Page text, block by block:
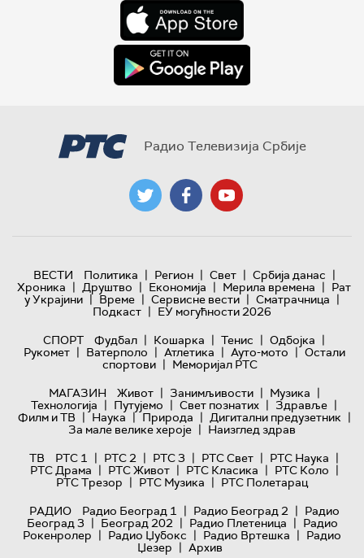
Радио Телевизија Србије
ВЕСТИ Политика | Регион | Свет | Србија данас |
Хроника | Друштво | Економија | Мерила времена | Рат
у Украјини | Време | Сервисне вести | Сматрачница |
Подкаст | ЕУ могућности 2026
СПОРТ
Фудбал | Кошарка | Тенис | Одбојка |
Рукомет | Ватерполо | Атлетика | Ауто-мото | Остали
спортови | Меморијал РТС
МАГАЗИН
Живот | Занимљивости | Музика |
Технологијa | Путујемо | Свет познатих | Здравље |
Филм и ТВ | Наука | Природа | Дигитални предузетник |
За мале велике хероје | Наизглед здрав
ТВ
РТС 1 | РТС 2 | РТС 3 | РТС Свет | РТС Наука |
РТС Драма | РТС Живот | РТС Класика | РТС Коло |
РТС Трезор | РТС Музика | РТС Полетарац
РАДИО
Радио Београд 1 | Радио Београд 2 | Радио
Београд 3 | Београд 202 | Радио Плетеница | Радио
Рокенролер | Радио Џубокс | Радио Вртешка | Радио
Џезер | Архив